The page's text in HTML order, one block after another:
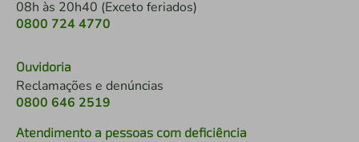
08h às 20h40 (Exceto feriados)
0800 724 4770
Ouvidoria
Reclamações e denúncias
0800 646 2519
Atendimento a pessoas com deficiência